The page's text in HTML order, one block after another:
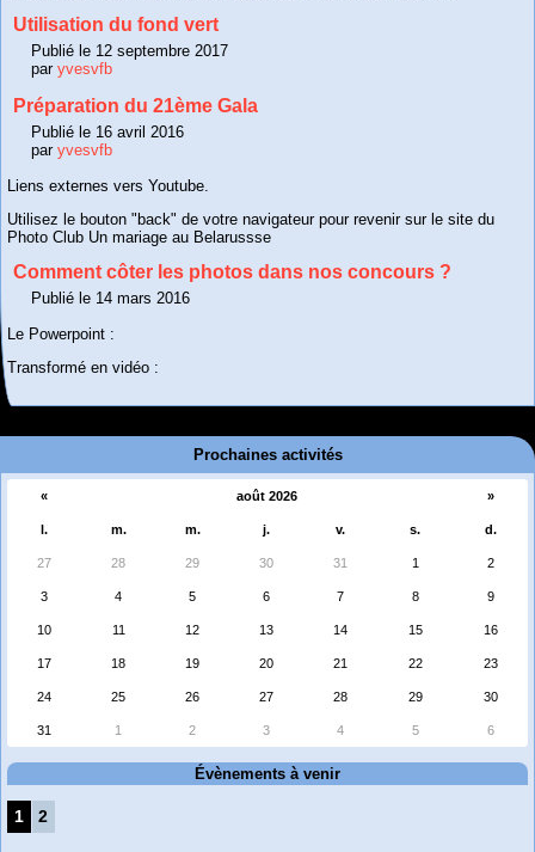
Utilisation du fond vert
Publié le 12 septembre 2017
par yvesvfb
Préparation du 21ème Gala
Publié le 16 avril 2016
par yvesvfb
Liens externes vers Youtube.
Utilisez le bouton "back" de votre navigateur pour revenir sur le site du
Photo Club Un mariage au Belarussse
Comment côter les photos dans nos concours ?
Publié le 14 mars 2016
Le Powerpoint :
Transformé en vidéo :
Prochaines activités
« août 2026 »
l. m. m. j. v. s. d.
27 28 29 30 31 1 2
3 4 5 6 7 8 9
10 11 12 13 14 15 16
17 18 19 20 21 22 23
24 25 26 27 28 29 30
31 1 2 3 4 5 6
Évènements à venir
1 2